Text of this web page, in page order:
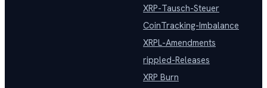
XRP-Tausch-Steuer
CoinTracking-Imbalance
XRPL-Amendments
rippled-Releases
XRP Burn